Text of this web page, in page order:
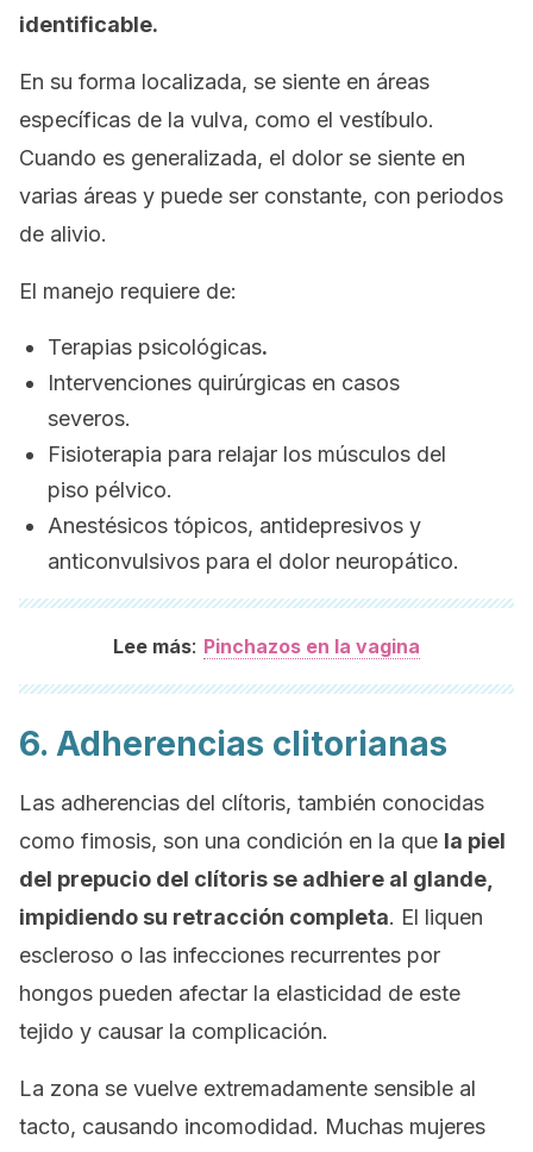
identificable.
En su forma localizada, se siente en áreas
específicas de la vulva, como el vestíbulo.
Cuando es generalizada, el dolor se siente en
varias áreas y puede ser constante, con periodos
de alivio.
El manejo requiere de:
Terapias psicológicas.
Intervenciones quirúrgicas en casos
severos.
Fisioterapia para relajar los músculos del
piso pélvico.
Anestésicos tópicos, antidepresivos y
anticonvulsivos para el dolor neuropático.
Lee más: Pinchazos en la vagina
6. Adherencias clitorianas
Las adherencias del clítoris, también conocidas
como fimosis, son una condición en la que la piel
del prepucio del clítoris se adhiere al glande,
impidiendo su retracción completa. El liquen
escleroso o las infecciones recurrentes por
hongos pueden afectar la elasticidad de este
tejido y causar la complicación.
La zona se vuelve extremadamente sensible al
tacto, causando incomodidad. Muchas mujeres